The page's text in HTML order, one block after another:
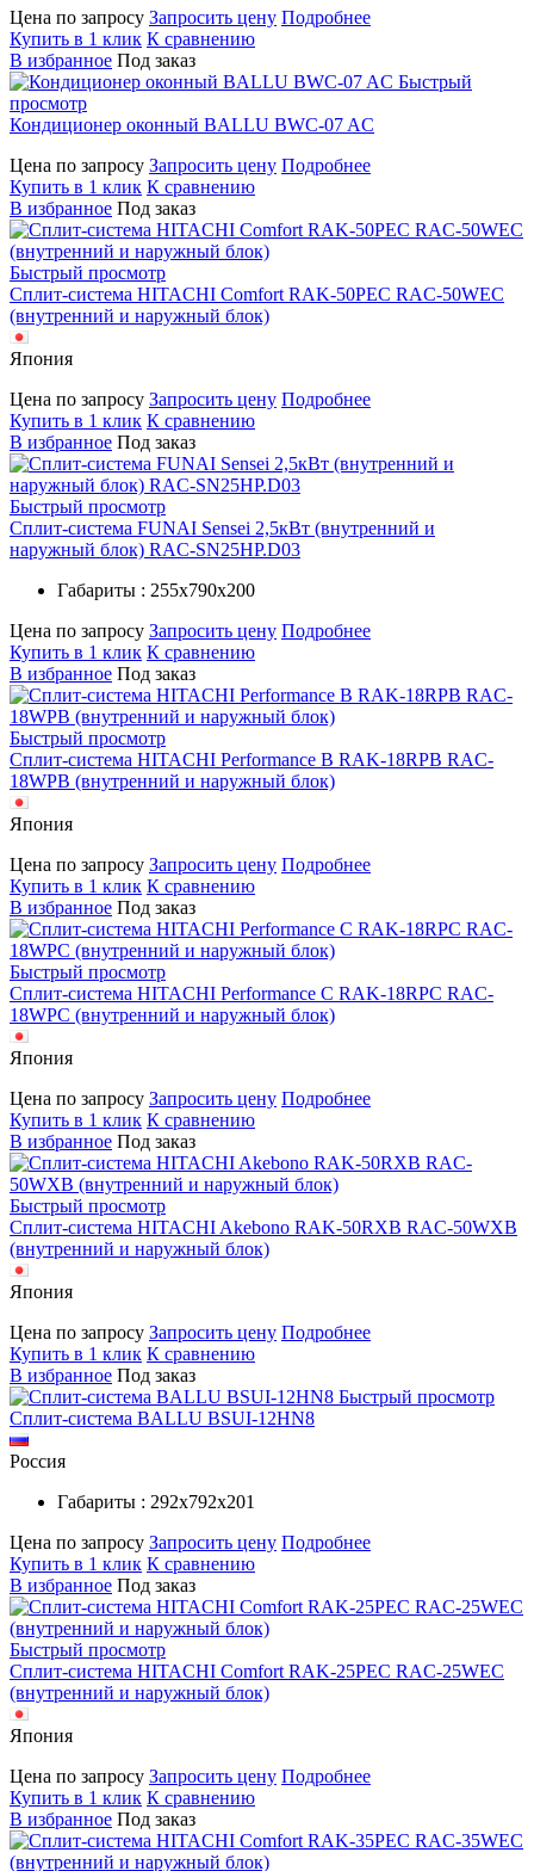
Цена по запросу Запросить цену Подробнее
Купить в 1 клик К сравнению
В избранное Под заказ
Быстрый
просмотр
Кондиционер оконный BALLU BWC-07 AC
Цена по запросу Запросить цену Подробнее
Купить в 1 клик К сравнению
В избранное Под заказ
Быстрый просмотр
Сплит-система HITACHI Comfort RAK-50PEC RAC-50WEC
(внутренний и наружный блок)
Япония
Цена по запросу Запросить цену Подробнее
Купить в 1 клик К сравнению
В избранное Под заказ
Быстрый просмотр
Сплит-система FUNAI Sensei 2,5кВт (внутренний и
наружный блок) RAC-SN25HP.D03
Габариты : 255х790х200
Цена по запросу Запросить цену Подробнее
Купить в 1 клик К сравнению
В избранное Под заказ
Быстрый просмотр
Сплит-система HITACHI Performance B RAK-18RPB RAC-
18WPB (внутренний и наружный блок)
Япония
Цена по запросу Запросить цену Подробнее
Купить в 1 клик К сравнению
В избранное Под заказ
Быстрый просмотр
Сплит-система HITACHI Performance C RAK-18RPC RAC-
18WPC (внутренний и наружный блок)
Япония
Цена по запросу Запросить цену Подробнее
Купить в 1 клик К сравнению
В избранное Под заказ
Быстрый просмотр
Сплит-система HITACHI Akebono RAK-50RXB RAC-50WXB
(внутренний и наружный блок)
Япония
Цена по запросу Запросить цену Подробнее
Купить в 1 клик К сравнению
В избранное Под заказ
Быстрый просмотр
Сплит-система BALLU BSUI-12HN8
Россия
Габариты : 292х792х201
Цена по запросу Запросить цену Подробнее
Купить в 1 клик К сравнению
В избранное Под заказ
Быстрый просмотр
Сплит-система HITACHI Comfort RAK-25PEC RAC-25WEC
(внутренний и наружный блок)
Япония
Цена по запросу Запросить цену Подробнее
Купить в 1 клик К сравнению
В избранное Под заказ